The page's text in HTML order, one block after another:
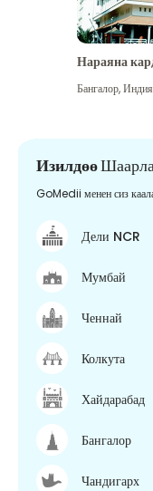
Нараяна
Бангалор,Индия
Изилдөө
GoMedii менен сиз
Дели NCR
Мумбай
Ченнай
Колкута
Хайдарабад
Бангалор
Чандигарх